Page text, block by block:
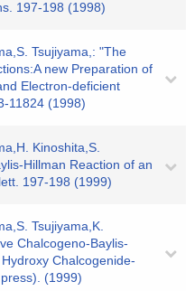
197-198 (1998)
Tsujiyama,: "The
new Preparation of
Electron-deficient
11824 (1998)
Kinoshita,S.
Hillman Reaction of an
197-198 (1999)
Tsujiyama,K.
Chalcogeno-Baylis-
Chalcogenide-
(1999)